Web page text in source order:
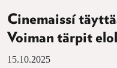
Cinemaissí
Voiman tärpit
15.10.2025